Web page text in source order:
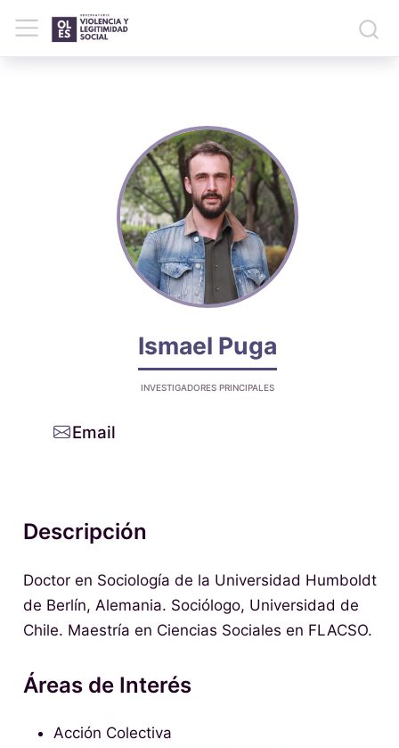
Ismael Puga
INVESTIGADORES PRINCIPALES
Email
Descripción
Doctor en Sociología de la Universidad Humboldt
de Berlín, Alemania. Sociólogo, Universidad de
Chile. Maestría en Ciencias Sociales en FLACSO.
Áreas de Interés
Acción Colectiva